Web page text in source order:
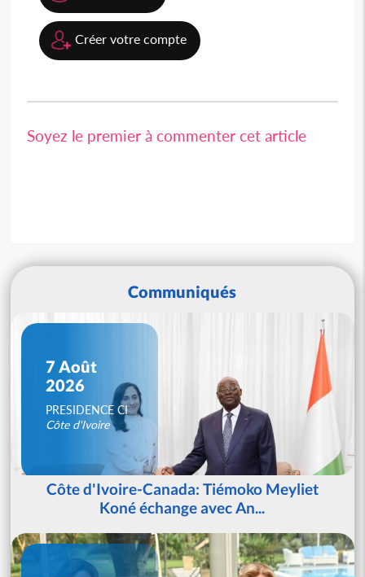
Créer votre compte
Soyez le premier à commenter cet article
Communiqués
7 Août
2026
PRESIDENCE CI
Côte d'Ivoire
Côte d'Ivoire-Canada: Tiémoko Meyliet
Koné échange avec An...